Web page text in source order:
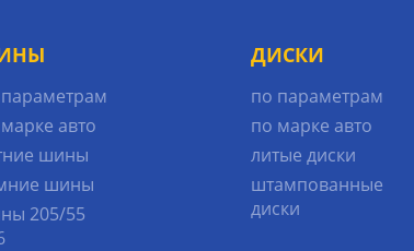
авто
шины
шины
205/55
ДИСКИ
по параметрам
по марке авто
литые диски
штампованные
диски